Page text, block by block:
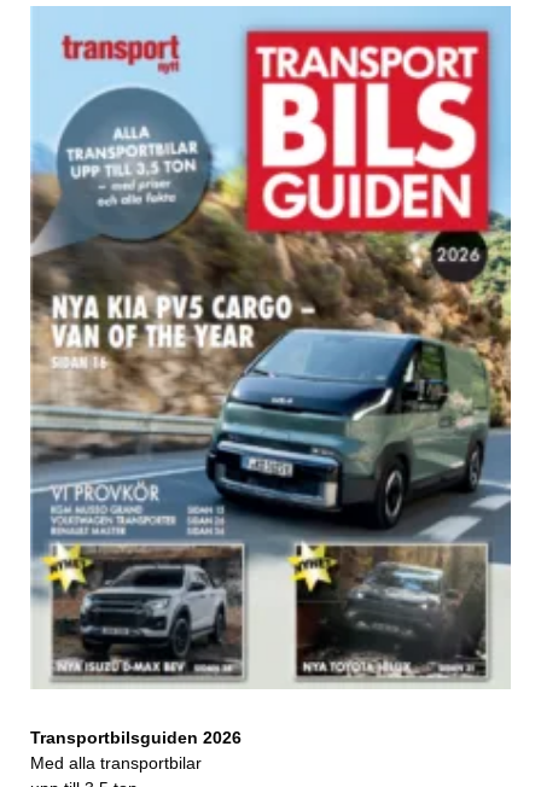
Transportbilsguiden 2026
Med alla transportbilar